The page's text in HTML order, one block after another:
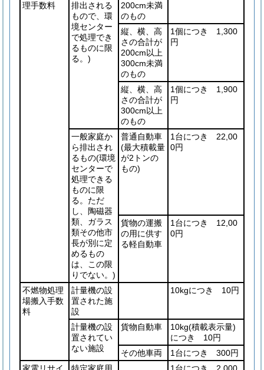
理手数料
排出される
もので、環
境センター
で処理でき
るものに限
る。)
200cm未満
のもの
縦、横、高
さの合計が
200cm以上
300cm未満
のもの
1個につき 1,300
円
縦、横、高
さの合計が
300cm以上
のもの
1個につき 1,900
円
一般家庭か
ら排出され
るもの(環境
センターで
処理できる
ものに限
る。ただ
し、陶磁器
類、ガラス
類その他市
長が別に定
めるもの
は、この限
りでない。)
普通自動車
(最大積載量
が2トンの
もの)
1台につき 22,00
0円
貨物の運搬
の用に供す
る軽自動車
1台につき 12,00
0円
不燃物処理
場搬入手数
料
計量機の設
置された施
設
10kgにつき 10円
計量機の設
置されてい
ない施設
貨物自動車 10kg(積載表示量)
につき 10円
その他車両
1台につき 300円